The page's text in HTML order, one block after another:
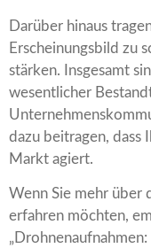
Darüber hinaus
Erscheinungsbild zu
stärken. Insgesamt
wesentlicher
dazu beitragen, dass
Markt agiert.
Wenn Sie mehr
erfahren möchten,